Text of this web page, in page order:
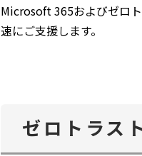
Microsoft 365およびゼロ
速にご支援します。
ゼロトラス